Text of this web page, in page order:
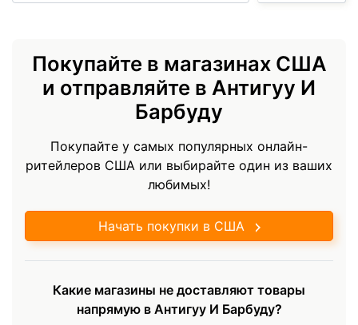
Покупайте в магазинах США
и отправляйте в Антигуу И
Барбуду
Покупайте у самых популярных онлайн-
ритейлеров США или выбирайте один из ваших
любимых!
Начать покупки в США
Какие магазины не доставляют товары
напрямую в Антигуу И Барбуду?